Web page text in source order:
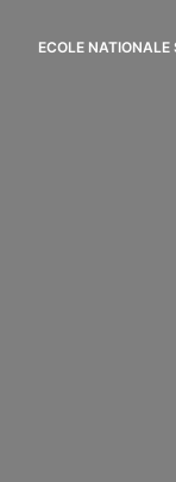
Page d'accueil